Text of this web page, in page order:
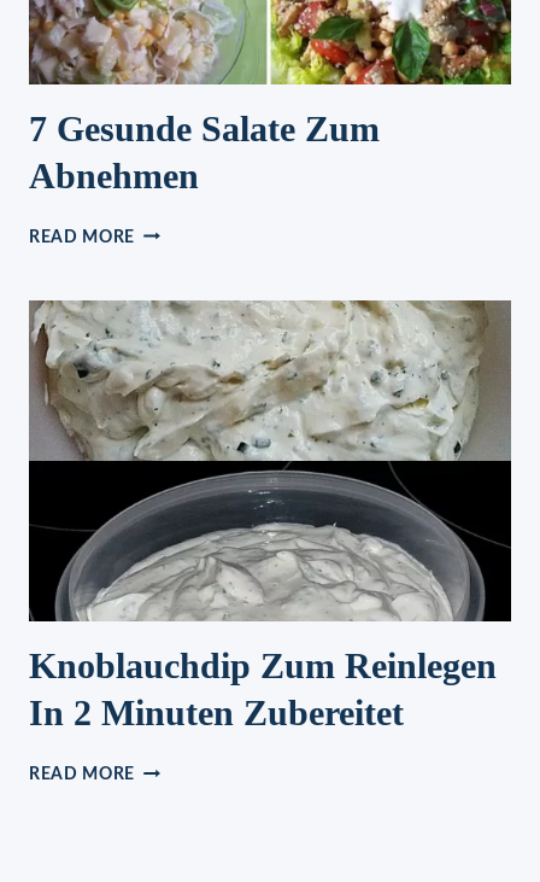
7 Gesunde Salate Zum
Abnehmen
READ MORE
ZUM
ABNEHMEN
Knoblauchdip Zum Reinlegen
In 2 Minuten Zubereitet
READ MORE KNOBLAUCHDIP